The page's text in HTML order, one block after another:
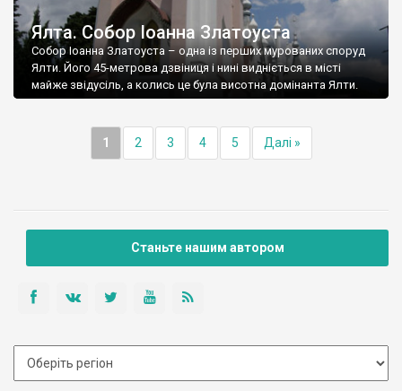
Ялта. Собор Іоанна Златоуста
Собор Іоанна Златоуста – одна із перших мурованих споруд
Ялти. Його 45-метрова дзвіниця і нині видніється в місті
майже звідусіль, а колись це була висотна домінанта Ялти.
1 2 3 4 5 Далі »
Станьте нашим автором